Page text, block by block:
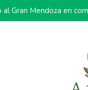
al Gran Mendoza en